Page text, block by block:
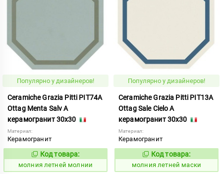
Популярно у дизайнеров!
Ceramiche Grazia Pitti PIT74A
Ottag Menta Salv A
керамогранит 30x30
Материал:
Керамогранит
1005928
Код товара:
молния летней молнии
Популярно у дизайнеров!
Ceramiche Grazia Pitti PIT13A
Ottag Sale Cielo A
керамогранит 30x30
Материал:
Керамогранит
1005922
Код товара:
молния летней маски